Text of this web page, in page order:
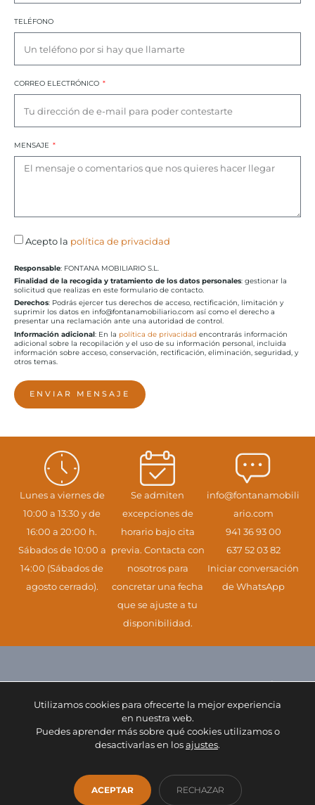
TELÉFONO
CORREO ELECTRÓNICO
MENSAJE
Acepto la política de privacidad
Responsable: FONTANA MOBILIARIO S.L.
Finalidad de la recogida y tratamiento de los datos personales: gestionar la
solicitud que realizas en este formulario de contacto.
Derechos: Podrás ejercer tus derechos de acceso, rectificación, limitación y
suprimir los datos en info@fontanamobiliario.com así como el derecho a
presentar una reclamación ante una autoridad de control.
Información adicional: En la política de privacidad encontrarás información
adicional sobre la recopilación y el uso de su información personal, incluida
información sobre acceso, conservación, rectificación, eliminación, seguridad, y
otros temas.
ENVIAR MENSAJE
Lunes a viernes de
10:00 a 13:30 y de
16:00 a 20:00 h.
Sábados de 10:00 a
14:00 (Sábados de
agosto cerrado).
Se admiten
excepciones de
horario bajo cita
previa. Contacta con
nosotros para
concretar una fecha
que se ajuste a tu
disponibilidad.
info@fontanamobili
ario.com
941 36 93 00
637 52 03 82
Iniciar conversación
de WhatsApp
Eres nuestra razón
de ser. Te
esperamos.
Utilizamos cookies para ofrecerte la mejor experiencia
en nuestra web.
Puedes aprender más sobre qué cookies utilizamos o
desactivarlas en losajustes.
ACEPTAR RECHAZAR